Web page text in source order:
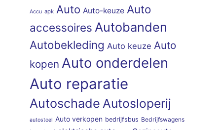
Accu apk Auto Auto-keuze Auto
accessoires Autobanden
Autobekleding Auto keuze Auto
kopen Auto onderdelen
Auto reparatie
Autoschade Autosloperij
autostoel Auto verkopen bedrijfsbus Bedrijfswagens